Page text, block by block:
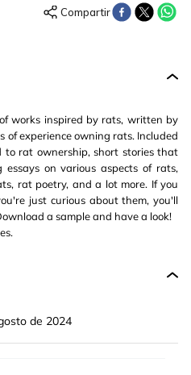
works inspired by rats, written by
experience owning rats. Included
to rat ownership, short stories that
on various aspects of rats,
rat poetry, and a lot more. If you
just curious about them, you'll
a sample and have a look!
de 2024